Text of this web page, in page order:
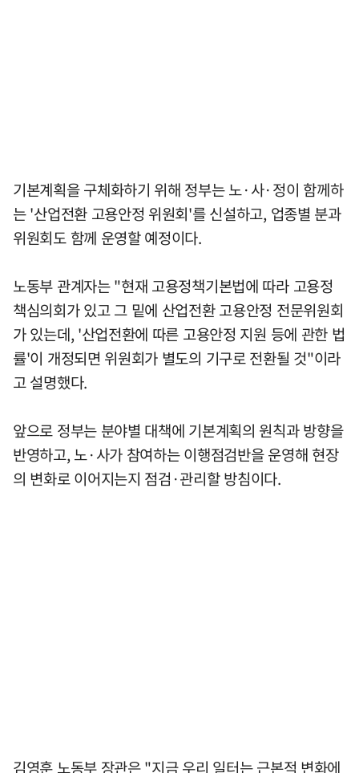
기본계획을 구체화하기 위해 정부는 노·사·정이 함께하
는 '산업전환 고용안정 위원회'를 신설하고, 업종별 분과
위원회도 함께 운영할 예정이다.
노동부 관계자는 "현재 고용정책기본법에 따라 고용정
책심의회가 있고 그 밑에 산업전환 고용안정 전문위원회
가 있는데, '산업전환에 따른 고용안정 지원 등에 관한 법
률'이 개정되면 위원회가 별도의 기구로 전환될 것"이라
고 설명했다.
앞으로 정부는 분야별 대책에 기본계획의 원칙과 방향을
반영하고, 노·사가 참여하는 이행점검반을 운영해 현장
의 변화로 이어지는지 점검·관리할 방침이다.
김영훈 노동부 장관은 "지금 우리 일터는 근본적 변화에